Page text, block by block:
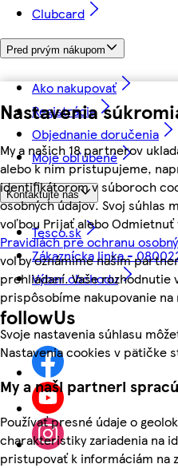
Nastavenia
My a našich 18 partnerov
alebo k nim pristupujeme,
identifikátorom v súboroch
osobných údajov. Svoj súhlas
voľbou Prijať alebo
Pravidlách pre ochranu
voľby oznámime našim
prehliadaní. Vaše rozhodnutie
prispôsobíme nakupovanie na
Svoje nastavenia súhlasu
Nastavenia cookies v pätičke
My a naši partneri
Používať presné údaje o
charakteristiky zariadenia na
pristupovať k informáciám na
Clubcard
Pred prvým nákupom
Ako nakupovať
Registrácia
Objednanie doručenia
Moje obľúbené
Kontaktujte nás
Tesco.sk
Zákaznícka linka -
Výber obchodu
followUs